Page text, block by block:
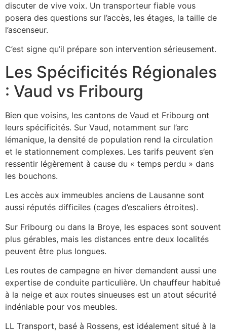
discuter de vive voix. Un transporteur fiable vous
posera des questions sur l’accès, les étages, la taille de
l’ascenseur.
C’est signe qu’il prépare son intervention sérieusement.
Les Spécificités Régionales
: Vaud vs Fribourg
Bien que voisins, les cantons de Vaud et Fribourg ont
leurs spécificités. Sur Vaud, notamment sur l’arc
lémanique, la densité de population rend la circulation
et le stationnement complexes. Les tarifs peuvent s’en
ressentir légèrement à cause du « temps perdu » dans
les bouchons.
Les accès aux immeubles anciens de Lausanne sont
aussi réputés difficiles (cages d’escaliers étroites).
Sur Fribourg ou dans la Broye, les espaces sont souvent
plus gérables, mais les distances entre deux localités
peuvent être plus longues.
Les routes de campagne en hiver demandent aussi une
expertise de conduite particulière. Un chauffeur habitué
à la neige et aux routes sinueuses est un atout sécurité
indéniable pour vos meubles.
LL Transport, basé à Rossens, est idéalement situé à la